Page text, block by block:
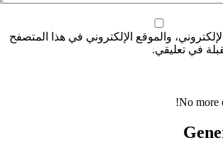
والموقع الإلكتروني في هذا المتصفح
في تعليقي.
No more